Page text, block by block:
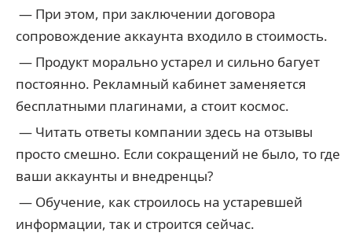
— При этом, при заключении договора
сопровождение аккаунта входило в стоимость.
— Продукт морально устарел и сильно багует
постоянно. Рекламный кабинет заменяется
бесплатными плагинами, а стоит космос.
— Читать ответы компании здесь на отзывы
просто смешно. Если сокращений не было, то где
ваши аккаунты и внедренцы?
— Обучение, как строилось на устаревшей
информации, так и строится сейчас.